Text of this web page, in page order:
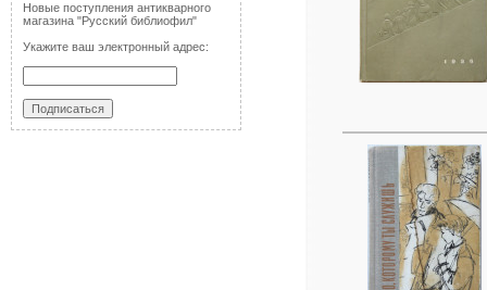
Новые поступления антикварного
магазина "Русский библиофил"
Укажите ваш электронный адрес: